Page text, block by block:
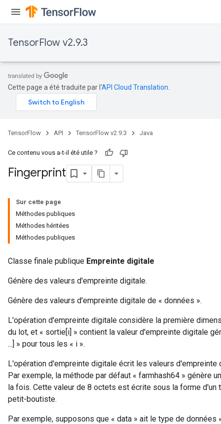
TensorFlow v2.9.3
Cette page a été traduite par l'API Cloud Translation
TensorFlow API TensorFlow v2.9.3 Java
Ce contenu vous a-t-il été utile ?
Fingerprint
Sur cette page
Méthodes publiques
Méthodes héritées
Méthodes publiques
Classe finale publique Empreinte digitale
Génère des valeurs d'empreinte digitale.
Génère des valeurs d'empreinte digitale de « données ».
L'opération d'empreinte digitale considère la première
du lot, et « sortie[i] » contient la valeur d'empreinte digitale
...] » pour tous les « i ».
L'opération d'empreinte digitale écrit les valeurs
Par exemple, la méthode par défaut « farmhash64 » génère
la fois. Cette valeur de 8 octets est écrite sous la forme d'un
petit-boutiste.
Par exemple, supposons que « data » ait le type de données